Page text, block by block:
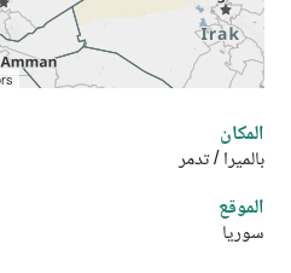
المكان
بالميرا/تدمر
الموقع
سوريا